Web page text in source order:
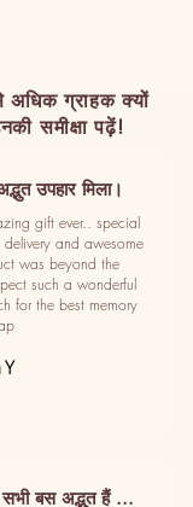
ग्राहक क्यों
समीक्षा पढ़ें!
उपहार मिला।
gift ever.. special
and awesome
was beyond the
such a wonderful
for the best memory
Y
बस अद्भुत हैं ...